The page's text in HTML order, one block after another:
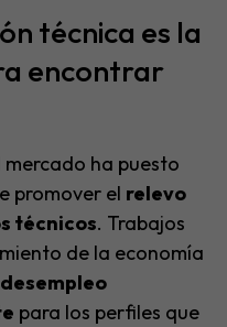
técnica es la
encontrar
ha puesto
promover el relevo
técnicos. Trabajos
de la economía
para los perfiles que